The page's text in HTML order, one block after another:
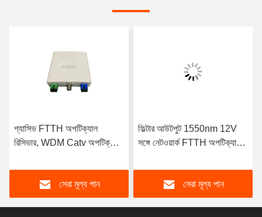
প্যাসিভ FTTH অপটিক্যাল
রিসিভার, WDM Catv অপটিক্যাল
সেরা মূল্য পান
ফিল্টার আউটপুট 1550nm 12V
সঙ্গে নেটওয়ার্ক FTTH অপটিক্যাল
সেরা মূল্য পান